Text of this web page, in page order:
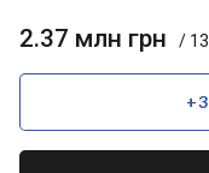
2.37 млн грн /